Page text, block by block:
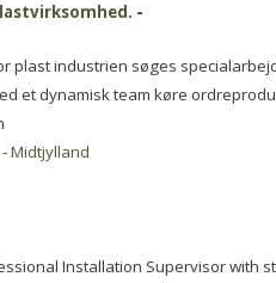
-
plast industrien søges
et dynamisk team køre
Midtjylland
Installation Supervisor with